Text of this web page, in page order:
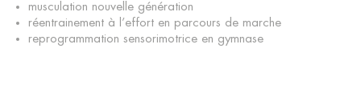
musculation nouvelle génération
réentrainement à l’effort en parcours de marche
reprogrammation sensorimotrice en gymnase